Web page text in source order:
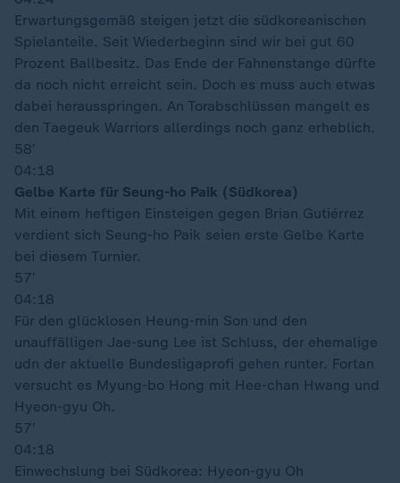
Erwartungsgemäß steigen jetzt die südkoreanischen
Spielanteile. Seit Wiederbeginn sind wir bei gut 60
Prozent Ballbesitz. Das Ende der Fahnenstange dürfte
da noch nicht erreicht sein. Doch es muss auch etwas
dabei herausspringen. An Torabschlüssen mangelt es
den Taegeuk Warriors allerdings noch ganz erheblich.
58′
04:18
Gelbe Karte für Seung-ho Paik (Südkorea)
Mit einem heftigen Einsteigen gegen Brian Gutiérrez
verdient sich Seung-ho Paik seien erste Gelbe Karte
bei diesem Turnier.
57′
04:18
Für den glücklosen Heung-min Son und den
unauffälligen Jae-sung Lee ist Schluss, der ehemalige
udn der aktuelle Bundesligaprofi gehen runter. Fortan
versucht es Myung-bo Hong mit Hee-chan Hwang und
Hyeon-gyu Oh.
57′
04:18
Einwechslung bei Südkorea: Hyeon-gyu Oh